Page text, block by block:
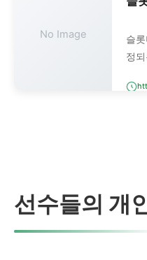
No Image
슬
정
기는
선수들의 개